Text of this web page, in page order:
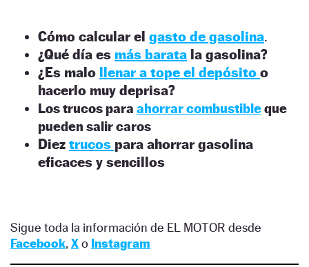
Cómo calcular el gasto de gasolina.
¿Qué día es más barata la gasolina?
¿Es malo llenar a tope el depósito o
hacerlo muy deprisa?
Los trucos para ahorrar combustibleque
pueden salir caros
Diez trucos para ahorrar gasolina
eficaces y sencillos
Sigue toda la información de EL MOTOR desde
Facebook, Xo Instagram